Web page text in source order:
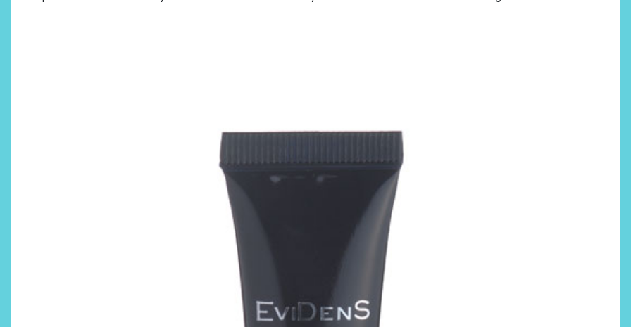
¿Qué revelan las zapatillas
de Alexia Putellas para Nike
sobre la nueva era del
Labeau Organic continúa
apostando por la cosmética
del bienestar